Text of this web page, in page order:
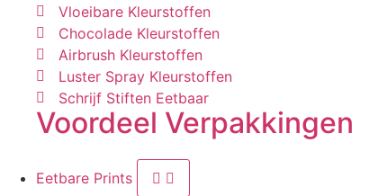
Vloeibare Kleurstoffen
Chocolade Kleurstoffen
Airbrush Kleurstoffen
Luster Spray Kleurstoffen
Schrijf Stiften Eetbaar
Voordeel Verpakkingen
Eetbare Prints